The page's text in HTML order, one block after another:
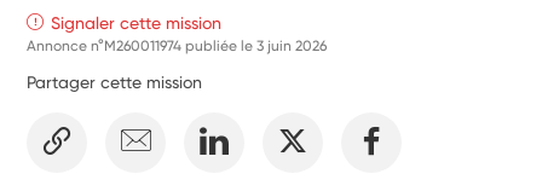
des signalements de terrain, sensibiliser le public et veiller
à sa vigilance lors d’opérations de lutte contre les EEE
Contribuer à mieux faire connaître l’association en
développement de nouveaux outils de communication.
Signaler cette mission
Annonce n°M260011974 publiée le3 juin 2026
Partager cette mission